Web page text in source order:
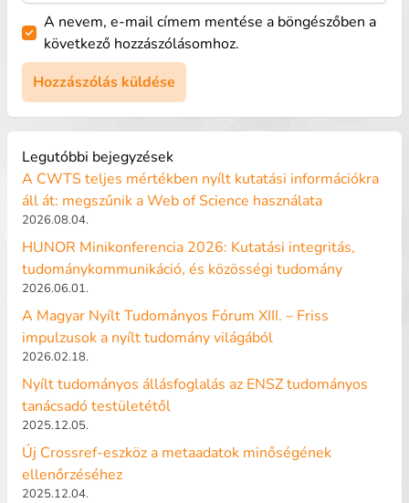
A nevem, e-mail címem mentése a böngészőben a
következő hozzászólásomhoz.
Legutóbbi bejegyzések
A CWTS teljes mértékben nyílt kutatási információkra
áll át: megszűnik a Web of Science használata
2026.08.04.
HUNOR Minikonferencia 2026: Kutatási integritás,
tudománykommunikáció, és közösségi tudomány
2026.06.01.
A Magyar Nyílt Tudományos Fórum XIII. – Friss
impulzusok a nyílt tudomány világából
2026.02.18.
Nyílt tudományos állásfoglalás az ENSZ tudományos
tanácsadó testületétől
2025.12.05.
Új Crossref-eszköz a metaadatok minőségének
ellenőrzéséhez
2025.12.04.